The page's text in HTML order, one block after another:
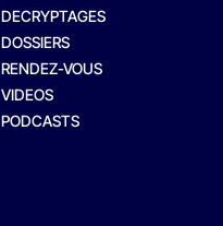
DECRYPTAGES
DOSSIERS
RENDEZ-VOUS
VIDEOS
PODCASTS